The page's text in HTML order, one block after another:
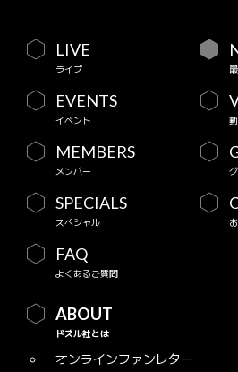
LIVE
ライブ
EVENTS
イベント
MEMBERS
メンバー
SPECIALS
スペシャル
FAQ
よくあるご質問
ABOUT
ドズル社とは
オンラインファンレター